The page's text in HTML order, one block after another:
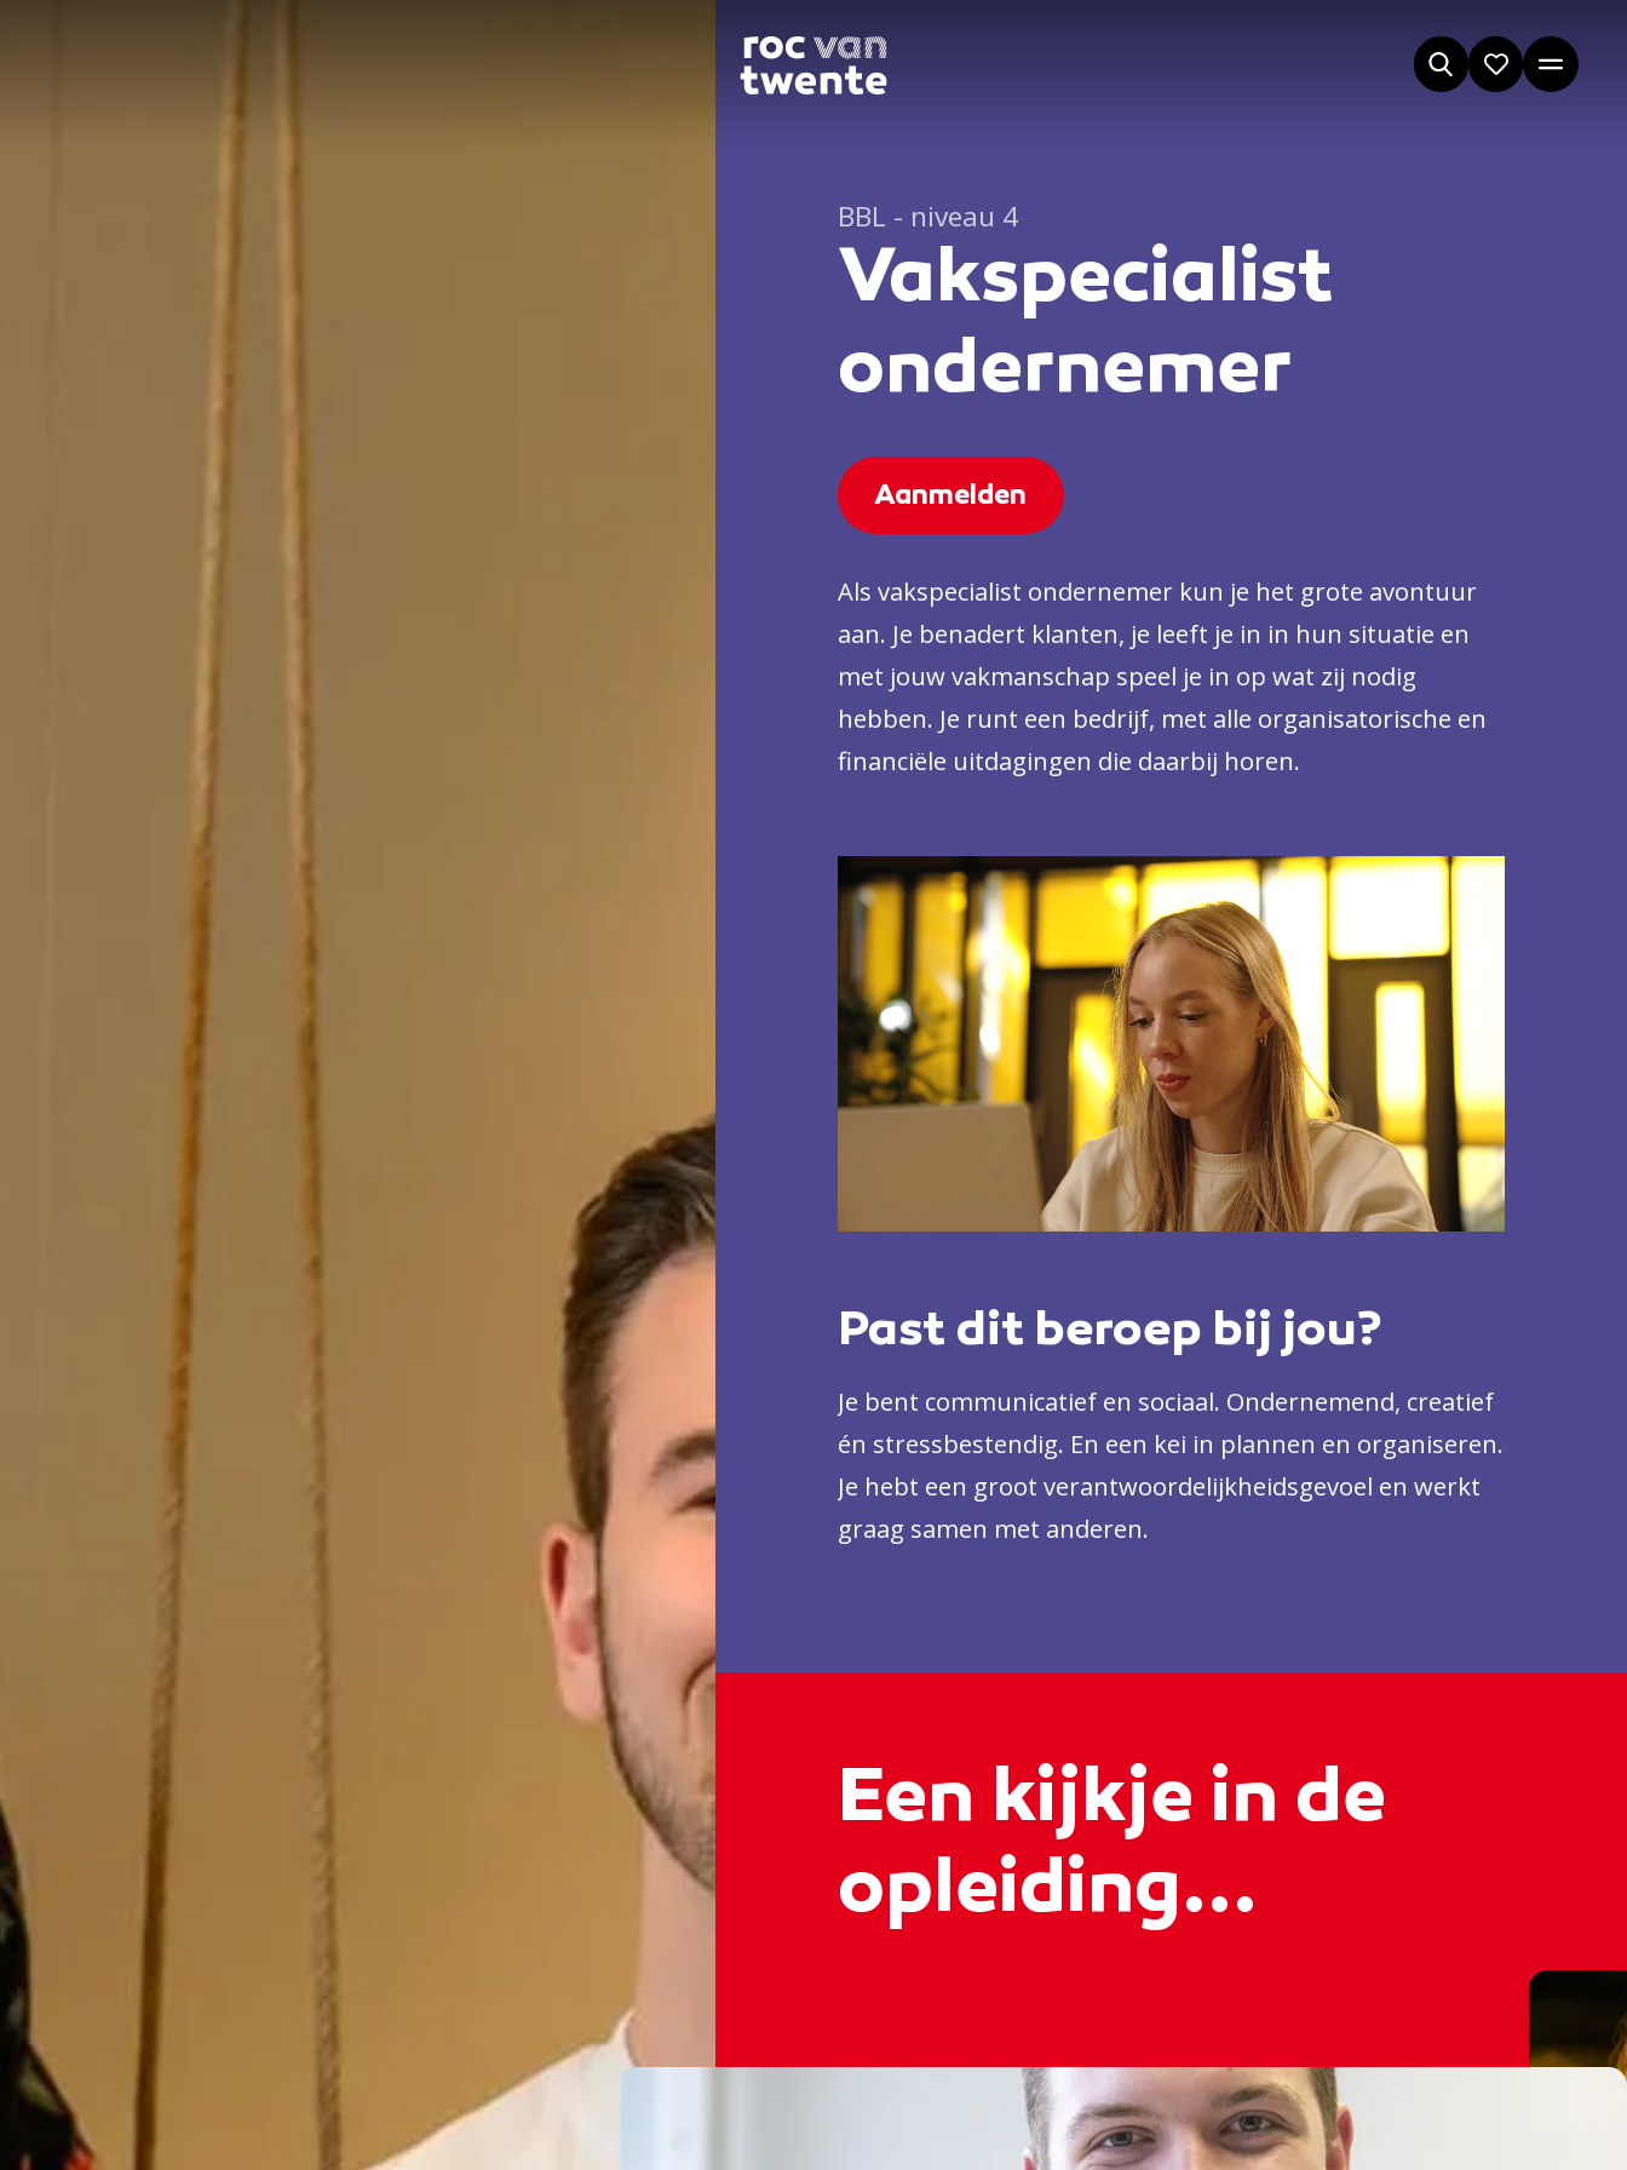
BBL - niveau 4
Vakspecialist
ondernemer
Aanmelden
Als vakspecialist ondernemer kun je het grote avontuur
aan. Je benadert klanten, je leeft je in in hun situatie en
met jouw vakmanschap speel je in op wat zij nodig
hebben. Je runt een bedrijf, met alle organisatorische en
financiële uitdagingen die daarbij horen.
Past dit beroep bij jou?
Je bent communicatief en sociaal. Ondernemend, creatief
én stressbestendig. En een kei in plannen en organiseren.
Je hebt een groot verantwoordelijkheidsgevoel en werkt
graag samen met anderen.
Een kijkje in de
opleiding...